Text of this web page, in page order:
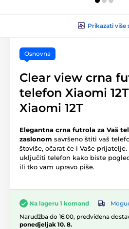
Prikazati više
Osnovna
Clear view crna
telefon Xiaomi
Xiaomi 12T
Elegantna crna futrola za Vaš
zaslonom savršeno štiti vaš
štoviše, očarat će i Vaše
uključiti telefon kako biste
ili tko vam upravo piše.
Na lageru 1 komand
Narudžba do 16:00, predviđena
ponedjeljak 10. 8.